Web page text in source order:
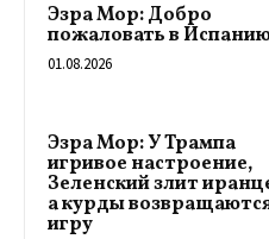
Эзра Мор: Добро
пожаловать в
01.08.2026
Эзра Мор: У Трампа
игривое настроение,
Зеленский злит
а курды
игру